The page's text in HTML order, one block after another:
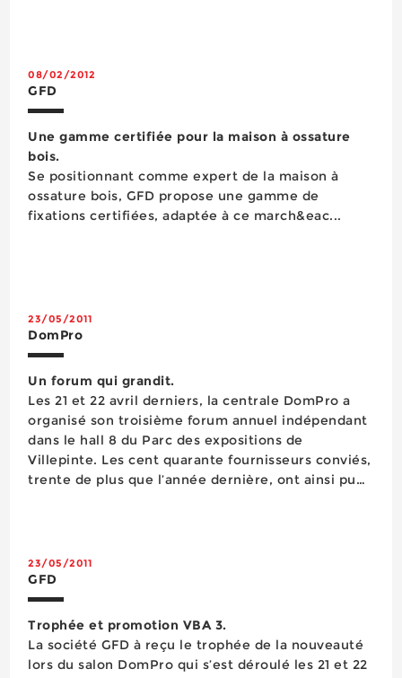
fournisse...
08/02/2012
GFD
Une gamme certifiée pour la maison à ossature
bois.
Se positionnant comme expert de la maison à
ossature bois, GFD propose une gamme de
fixations certifiées, adaptée à ce march&eac...
23/05/2011
DomPro
Un forum qui grandit.
Les 21 et 22 avril derniers, la centrale DomPro a
organisé son troisième forum annuel indépendant
dans le hall 8 du Parc des expositions de
Villepinte. Les cent quarante fournisseurs conviés,
trente de plus que l’année dernière, ont ainsi pu
de la quin...
23/05/2011
GFD
Trophée et promotion VBA 3.
La société GFD à reçu le trophée de la nouveauté
lors du salon DomPro qui s’est déroulé les 21 et 22